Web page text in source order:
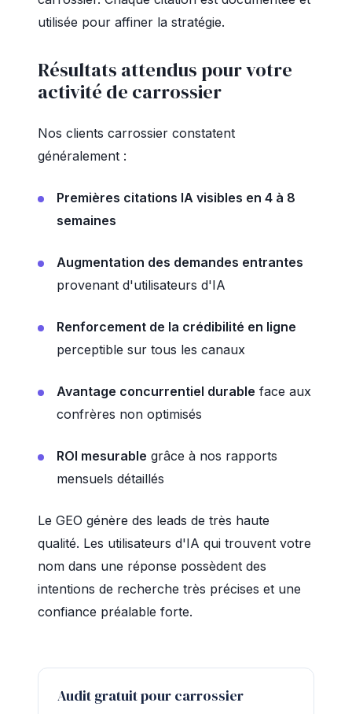
utilisée pour affiner la stratégie.
Résultats attendus pour votre
activité de carrossier
Nos clients carrossier constatent
généralement :
Premières citations IA visibles en 4 à 8
semaines
Augmentation des demandes entrantes
provenant d'utilisateurs d'IA
Renforcement de la crédibilité en ligne
perceptible sur tous les canaux
Avantage concurrentiel durable face aux
confrères non optimisés
ROI mesurable grâce à nos rapports
mensuels détaillés
Le GEO génère des leads de très haute
qualité. Les utilisateurs d'IA qui trouvent votre
nom dans une réponse possèdent des
intentions de recherche très précises et une
confiance préalable forte.
Audit gratuit pour carrossier